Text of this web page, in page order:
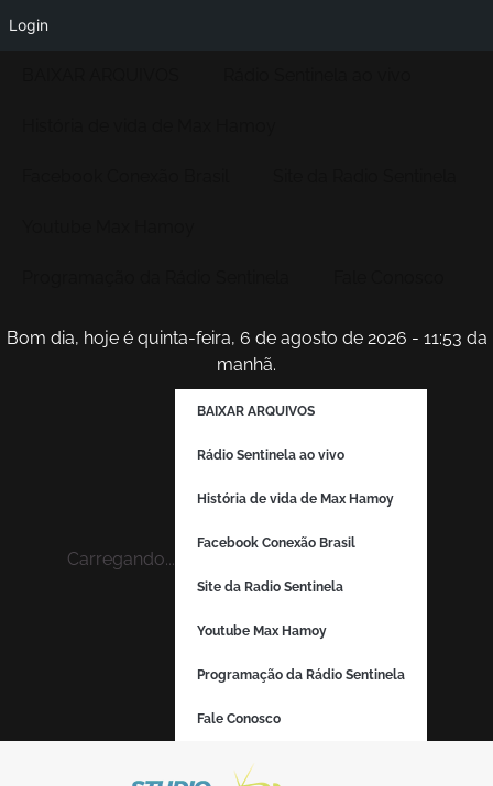
Bom dia, hoje é quinta-feira, 6 de agosto de 2026 - 11:53 da
manhã.
Carregando...
BAIXAR ARQUIVOS
Rádio Sentinela ao vivo
História de vida de Max Hamoy
Facebook Conexão Brasil
Site da Radio Sentinela
Youtube Max Hamoy
Programação da Rádio Sentinela
Fale Conosco
Login